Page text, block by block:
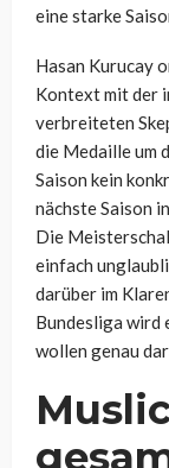
eine starke
Hasan Kurucay
Kontext mit der
verbreiteten
die Medaille um
Saison kein
nächste Saison
Die
einfach
darüber im
Bundesliga wird
wollen genau